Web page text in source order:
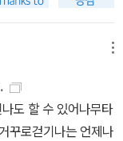
] 경기 평택을, 국
a
태에 '선거 연기·
mnews/articl
원·달러 환율 장
art
둘이 함께 읽고 배우
이나 서른 살을 지
랑스러운 그림책입
늘 있습니다. 아니,
일쑤입니다. “그림책
마을책집 〈책마실〉
〈책방 심다〉로 가
잊었네!” 하고 깨닫
붙였다. 집안일이나
‘필름자판기’를 들
쯤 하던 ‘일포드 XP
도 할 수 있어나무타
꾸로걷기나는 언제나